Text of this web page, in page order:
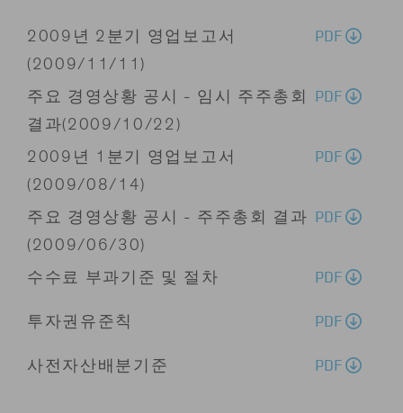
2009년 2분기 영업보고서
(2009/11/11)
PDF
주요 경영상황 공시 - 임시 주주총회
결과(2009/10/22)
PDF
2009년 1분기 영업보고서
(2009/08/14)
PDF
주요 경영상황 공시 - 주주총회 결과
(2009/06/30)
PDF
수수료 부과기준 및 절차 PDF
투자권유준칙 PDF
사전자산배분기준 PDF